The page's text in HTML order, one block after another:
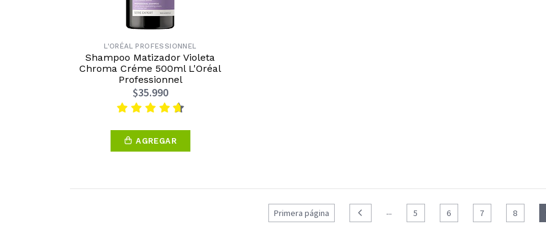
L'ORÉAL PROFESSIONNEL
Shampoo Matizador Violeta
Chroma Créme 500ml L'Oréal
Professionnel
$35.990
AGREGAR
Primera página ... 5 6 7 8